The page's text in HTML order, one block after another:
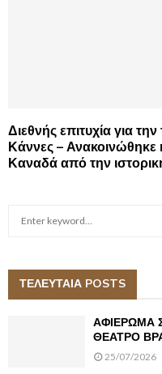
Διεθνής επιτυχία για
Κάννες –
Καναδά από την
h
ΤΕΛΕΥΤΑΙΑ POSTS
ΑΦΙΕΡΩΜΑ
ΘΕΑΤΡΟ
25/07/2026